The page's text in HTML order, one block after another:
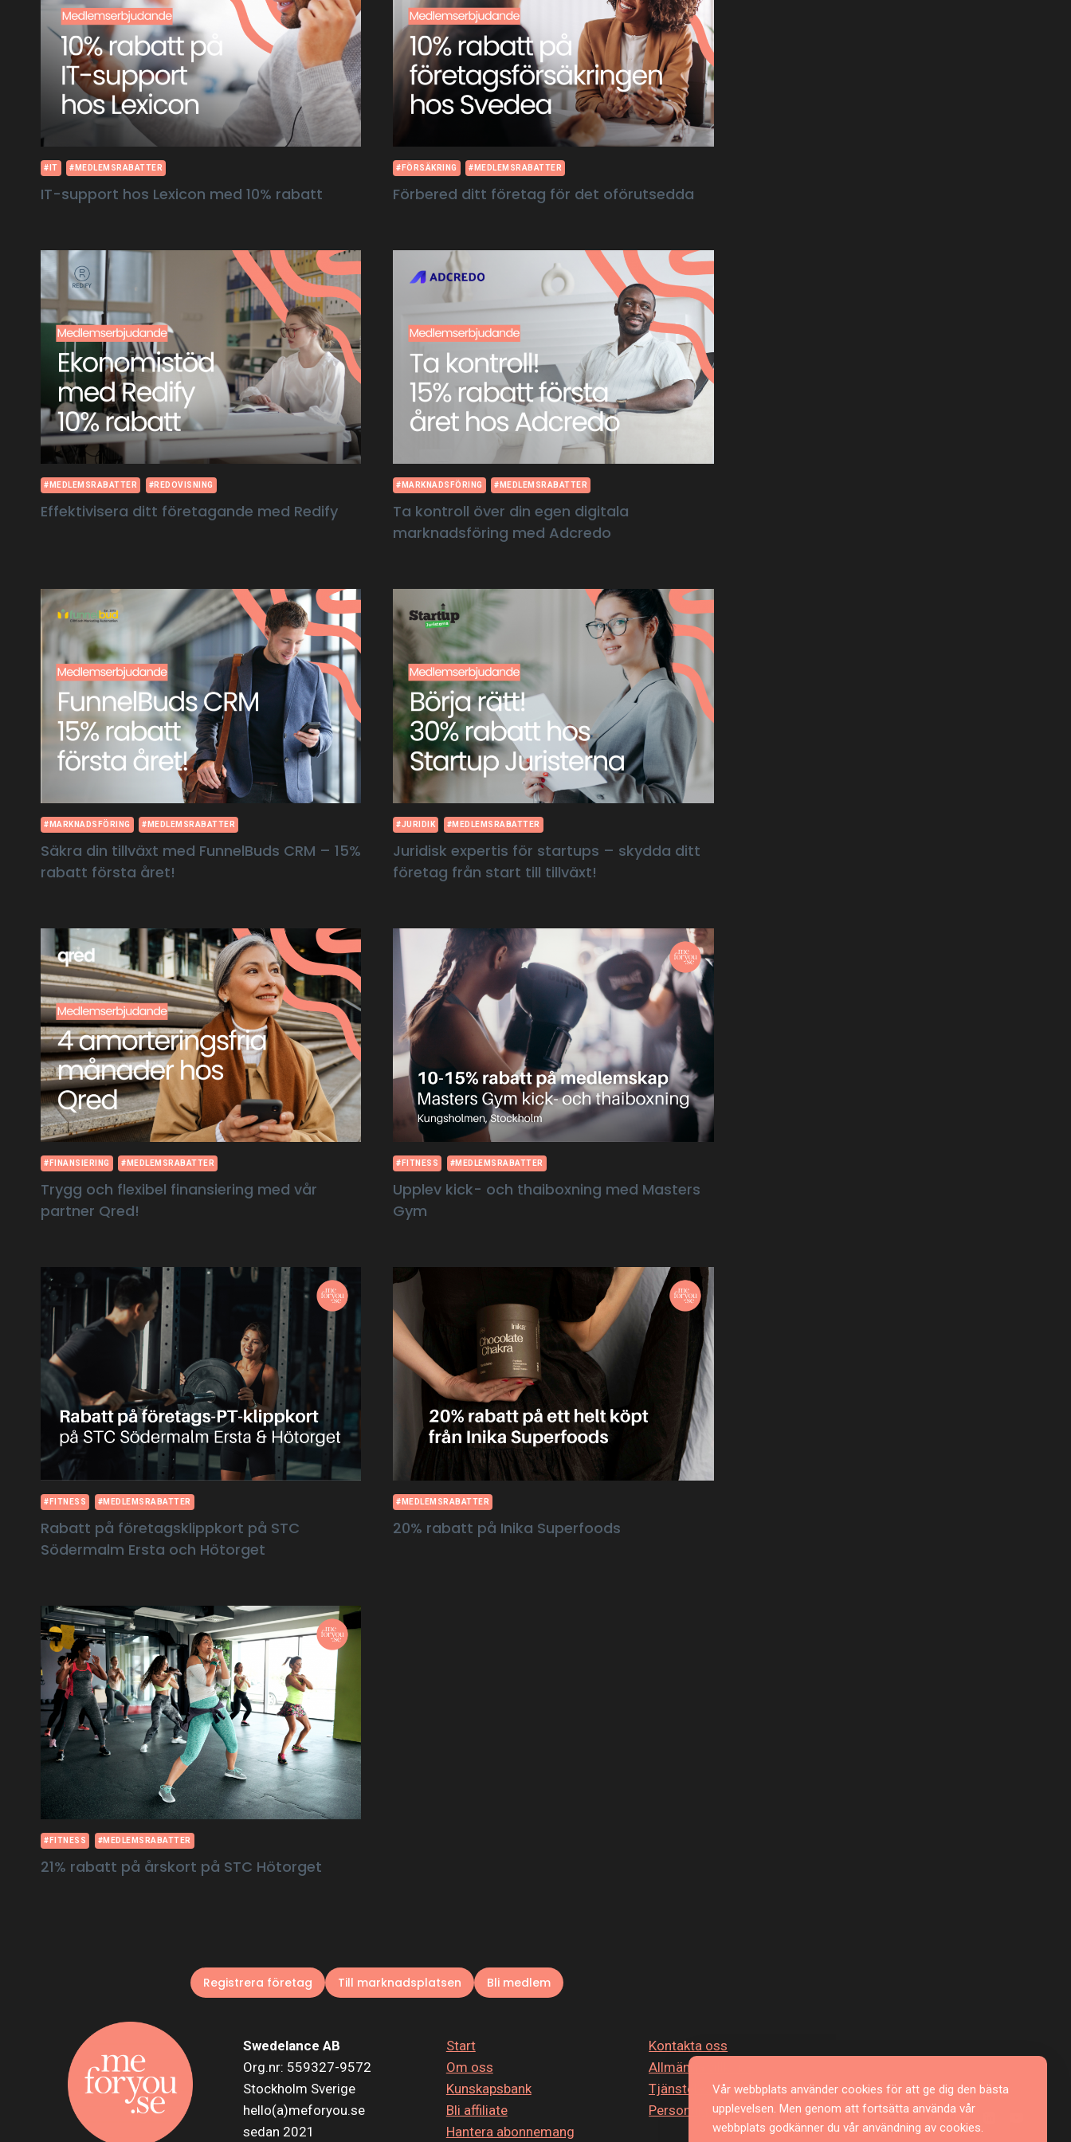
#IT #MEDLEMSRABATTER
IT-support hos Lexicon med 10% rabatt
#FÖRSÄKRING #MEDLEMSRABATTER
Förbered ditt företag för det oförutsedda
#MEDLEMSRABATTER #REDOVISNING
Effektivisera ditt företagande med Redify
#MARKNADSFÖRING #MEDLEMSRABATTER
Ta kontroll över din egen digitala
marknadsföring med Adcredo
#MARKNADSFÖRING #MEDLEMSRABATTER
Säkra din tillväxt med FunnelBuds CRM – 15%
rabatt första året!
#JURIDIK #MEDLEMSRABATTER
Juridisk expertis för startups – skydda ditt
företag från start till tillväxt!
#FINANSIERING #MEDLEMSRABATTER
Trygg och flexibel finansiering med vår
partner Qred!
#FITNESS #MEDLEMSRABATTER
Upplev kick- och thaiboxning med Masters
Gym
#FITNESS #MEDLEMSRABATTER
Rabatt på företagsklippkort på STC
Södermalm Ersta och Hötorget
#MEDLEMSRABATTER
20% rabatt på Inika Superfoods
#FITNESS #MEDLEMSRABATTER
21% rabatt på årskort på STC Hötorget
Registrera företag Till marknadsplatsen Bli medlem
Swedelance AB
Org.nr: 559327-9572
Stockholm Sverige
hello(a)meforyou.se
sedan 2021
Start
Om oss
Kunskapsbank
Bli affiliate
Hantera abonnemang
Kontakta oss
Allmänna villkor -
Tjänsteleverantör
Personuppgiftspolicy
Vår webbplats använder cookies för att ge dig den bästa
upplevelsen. Men genom att fortsätta använda vår
webbplats godkänner du vår användning av cookies.